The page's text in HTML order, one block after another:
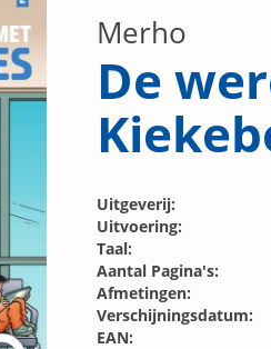
Merho
De
Uitgeverij:
Uitvoering:
Taal:
Aantal Pagina's:
Afmetingen:
Verschijningsdatum:
EAN: